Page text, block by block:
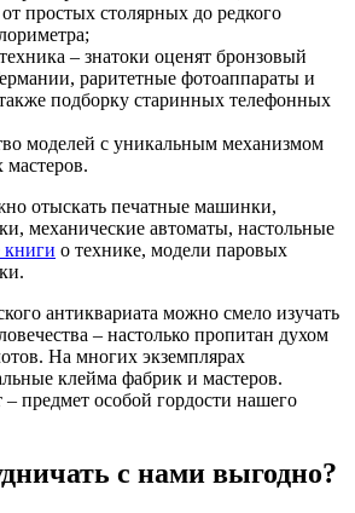
простых столярных до редкого
– знатоки оценят бронзовый
раритетные фотоаппараты и
подборку старинных телефонных
моделей с уникальным механизмом
мастеров.
отыскать печатные машинки,
механические автоматы, настольные
книги о технике, модели паровых
антиквариата можно смело изучать
– настолько пропитан духом
На многих экземплярах
клейма фабрик и мастеров.
– предмет особой гордости нашего
с нами выгодно?